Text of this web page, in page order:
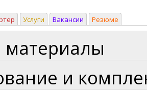
Услуги Вакансии Резюме
и